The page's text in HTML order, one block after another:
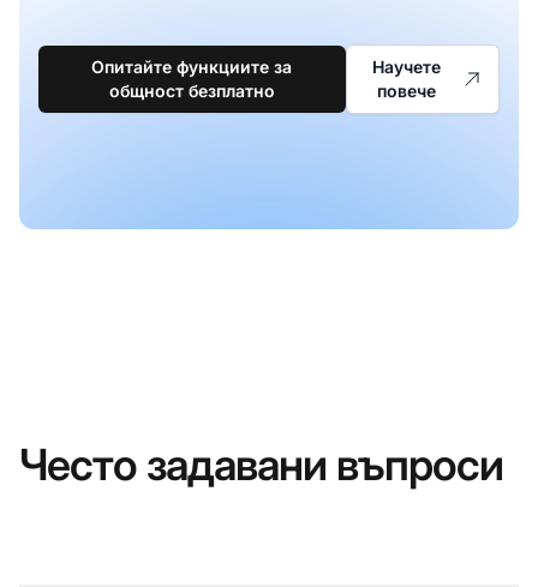
Опитайте функциите за
общност безплатно
Научете
повече
Често задавани въпроси